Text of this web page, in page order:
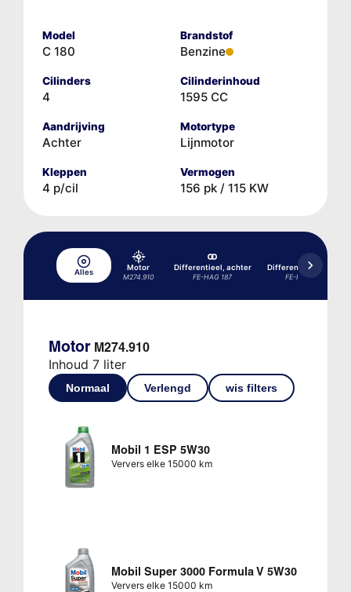
Model
C 180
Brandstof
Benzine
Cilinders
4
Cilinderinhoud
1595 CC
Aandrijving
Achter
Motortype
Lijnmotor
Kleppen
4 p/cil
Vermogen
156 pk / 115 KW
Alles
Motor
M274.910
Differentieel, achter
FE-HAG 187
Differentieel, achter
FE-HAG 200
Motor M274.910
Inhoud 7 liter
Normaal Verlengd wis filters
Mobil 1 ESP 5W30
Ververs elke 15000 km
Mobil Super 3000 Formula V 5W30
Ververs elke 15000 km